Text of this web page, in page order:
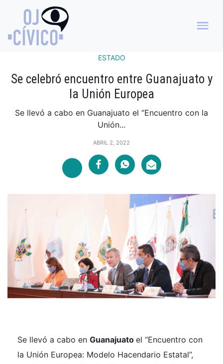
ESTADO
Se celebró encuentro entre Guanajuato y
la Unión Europea
Se llevó a cabo en Guanajuato el “Encuentro con la
Unión...
ABRIL 2, 2022
Se llevó a cabo en Guanajuato el “Encuentro con
la Unión Europea: Modelo Hacendario Estatal”,